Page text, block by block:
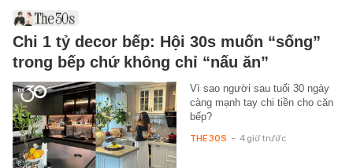
Chi 1 tỷ decor bếp: Hội 30s muốn “sống”
trong bếp chứ không chỉ “nấu ăn”
Vì sao người sau tuổi 30 ngày
càng mạnh tay chi tiền cho căn
bếp?
THE 30S - 4 giờ trước